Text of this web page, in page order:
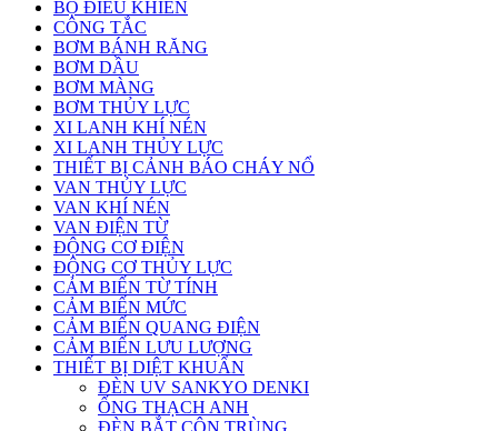
BỘ ĐIỀU KHIỂN
CÔNG TẮC
BƠM BÁNH RĂNG
BƠM DẦU
BƠM MÀNG
BƠM THỦY LỰC
XI LANH KHÍ NÉN
XI LANH THỦY LỰC
THIẾT BỊ CẢNH BÁO CHÁY NỔ
VAN THỦY LỰC
VAN KHÍ NÉN
VAN ĐIỆN TỪ
ĐỘNG CƠ ĐIỆN
ĐỘNG CƠ THỦY LỰC
CẢM BIẾN TỪ TÍNH
CẢM BIẾN MỨC
CẢM BIẾN QUANG ĐIỆN
CẢM BIẾN LƯU LƯỢNG
THIẾT BỊ DIỆT KHUẨN
ĐÈN UV SANKYO DENKI
ỐNG THẠCH ANH
ĐÈN BẮT CÔN TRÙNG